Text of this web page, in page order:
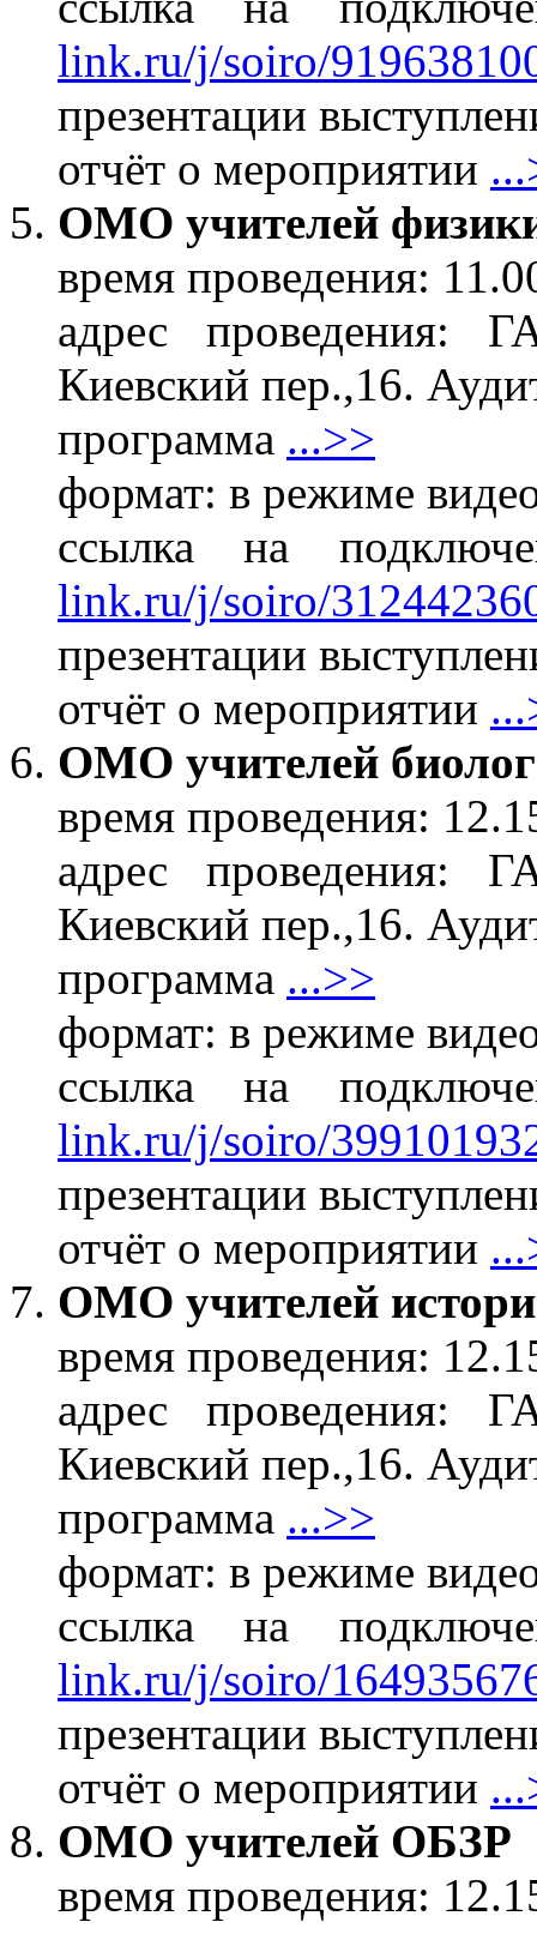
link.ru/j/soiro/
презентации
отчёт о мероприятии
ОМО учителей
время проведения:
адрес
Киевский пер.,16.
программа ...>>
формат: в режиме
ссылка на
link.ru/j/soiro/
презентации
отчёт о мероприятии
ОМО учителей
время проведения:
адрес
Киевский пер.,16.
программа ...>>
формат: в режиме
ссылка на
link.ru/j/soiro/
презентации
отчёт о мероприятии
ОМО учителей
время проведения:
адрес
Киевский пер.,16.
программа ...>>
формат: в режиме
ссылка на
link.ru/j/soiro/
презентации
отчёт о мероприятии
ОМО учителей ОБЗР
время проведения: